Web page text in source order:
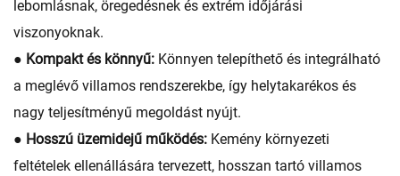
lebomlásnak, öregedésnek és extrém időjárási
viszonyoknak.
● Kompakt és könnyű: Könnyen telepíthető és integrálható
a meglévő villamos rendszerekbe, így helytakarékos és
nagy teljesítményű megoldást nyújt.
● Hosszú üzemidejű működés: Kemény környezeti
feltételek ellenállására tervezett, hosszan tartó villamos